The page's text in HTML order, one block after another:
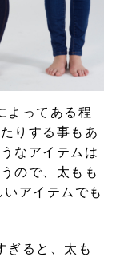
よってある程
りする事もあ
なアイテムは
ので、太もも
アイテムでも
ぎると、太も